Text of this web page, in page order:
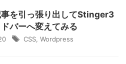
事を引っ張り出してStinger3
バーへ変えてみる
CSS Wordpress